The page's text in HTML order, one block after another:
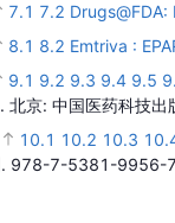
7.1 7.2
8.1 8.2 Emtriva :
9.1 9.2 9.3 9.4 9.5
北京: 中国医药科技
10.1 10.2 10.3
978-7-5381-9956-